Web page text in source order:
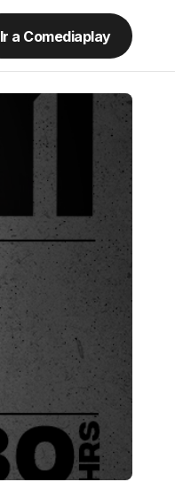
Ir a Comediaplay